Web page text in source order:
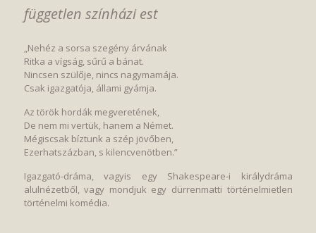
független színházi est
„Nehéz a sorsa szegény árvának
Ritka a vígság, sűrű a bánat.
Nincsen szülője, nincs nagymamája.
Csak igazgatója, állami gyámja.
Az török hordák megveretének,
De nem mi vertük, hanem a Német.
Mégiscsak bíztunk a szép jövőben,
Ezerhatszázban, s kilencvenötben.”
Igazgató-dráma, vagyis egy Shakespeare-i királydráma
alulnézetből, vagy mondjuk egy dürrenmatti történelmietlen
történelmi komédia.